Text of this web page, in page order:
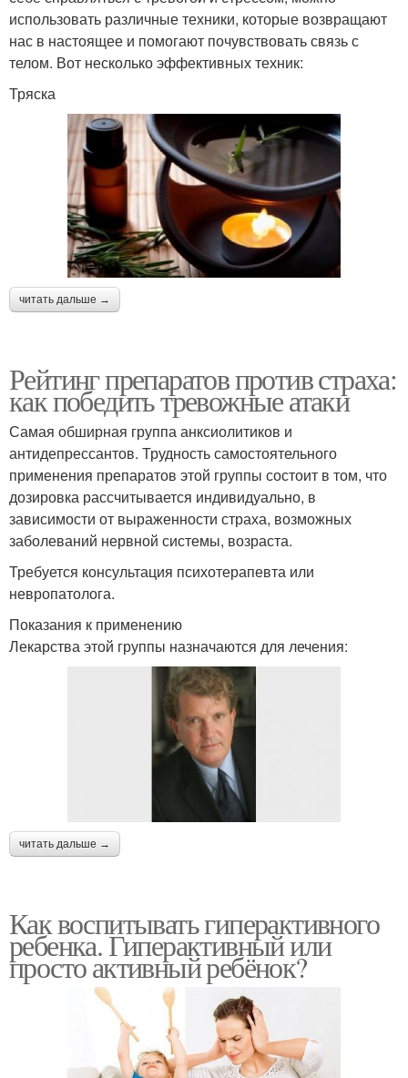
использовать различные техники, которые возвращают
нас в настоящее и помогают почувствовать связь с
телом. Вот несколько эффективных техник:
Тряска
читать дальше →
Рейтинг препаратов против страха:
как победить тревожные атаки
Самая обширная группа анксиолитиков и
антидепрессантов. Трудность самостоятельного
применения препаратов этой группы состоит в том, что
дозировка рассчитывается индивидуально, в
зависимости от выраженности страха, возможных
заболеваний нервной системы, возраста.
Требуется консультация психотерапевта или
невропатолога.
Показания к применению
Лекарства этой группы назначаются для лечения:
читать дальше →
Как воспитывать гиперактивного
ребенка. Гиперактивный или
просто активный ребёнок?